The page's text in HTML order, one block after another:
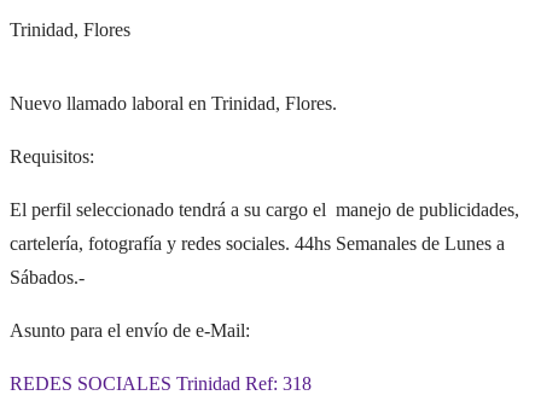
Trinidad, Flores
Nuevo llamado laboral en Trinidad, Flores.
Requisitos:
El perfil seleccionado tendrá a su cargo el manejo de publicidades,
cartelería, fotografía y redes sociales. 44hs Semanales de Lunes a
Sábados.-
Asunto para el envío de e-Mail:
REDES SOCIALES Trinidad Ref: 318